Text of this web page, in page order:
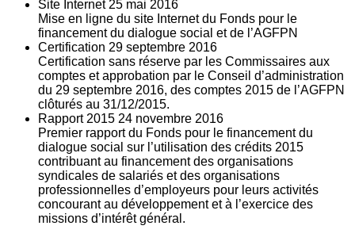
Site Internet 25 mai 2016
Mise en ligne du site Internet du Fonds pour le
financement du dialogue social et de l’AGFPN
Certification 29 septembre 2016
Certification sans réserve par les Commissaires aux
comptes et approbation par le Conseil d’administration
du 29 septembre 2016, des comptes 2015 de l’AGFPN
clôturés au 31/12/2015.
Rapport 2015 24 novembre 2016
Premier rapport du Fonds pour le financement du
dialogue social sur l’utilisation des crédits 2015
contribuant au financement des organisations
syndicales de salariés et des organisations
professionnelles d’employeurs pour leurs activités
concourant au développement et à l’exercice des
missions d’intérêt général.